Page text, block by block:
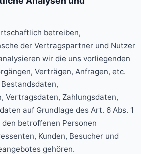
betreiben,
der Vertragspartner und Nutzer
wir die uns vorliegenden
Verträgen, Anfragen, etc.
Vertragsdaten, Zahlungsdaten,
auf Grundlage des Art. 6 Abs. 1
den betroffenen Personen
Kunden, Besucher und
gehören.